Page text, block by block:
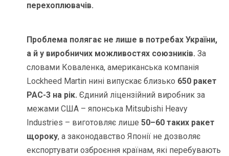
перехоплювачів.
Проблема полягає не лише в потребах України,
а й у виробничих можливостях союзників. За
словами Коваленка, американська компанія
Lockheed Martin нині випускає близько 650 ракет
PAC-3 на рік. Єдиний ліцензійний виробник за
межами США – японська Mitsubishi Heavy
Industries – виготовляє лише50–60 таких ракет
щороку, а законодавство Японії не дозволяє
експортувати озброєння країнам, які перебувають